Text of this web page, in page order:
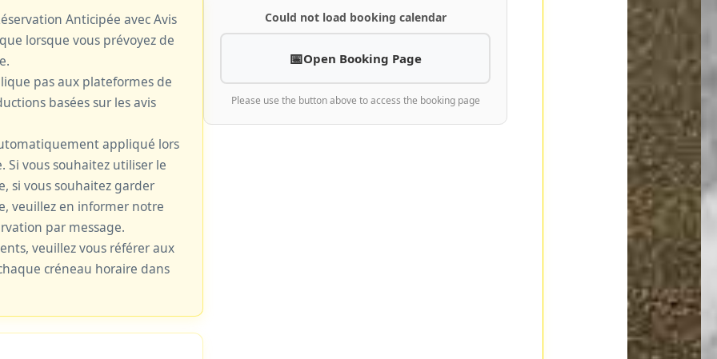
Anticipée avec Avis
lorsque vous prévoyez de
pas aux plateformes de
basées sur les avis
appliqué lors
Si vous souhaitez utiliser le
si vous souhaitez garder
veuillez en informer notre
par message.
veuillez vous référer aux
créneau horaire dans
Could not load booking calendar
Open Booking Page
Please use the button above to access the booking page